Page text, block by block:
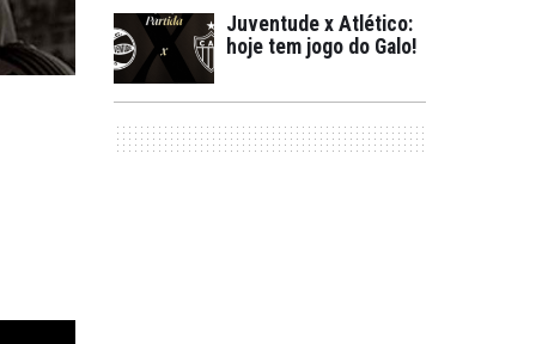
Juventude x Atlético:
hoje tem jogo do Galo!